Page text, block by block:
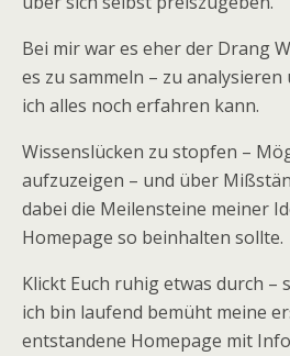
Bei mir war es eher der Drang
es zu sammeln – zu
ich alles noch erfahren kann.
Wissenslücken zu stopfen –
aufzuzeigen – und über
dabei die Meilensteine meiner
Homepage so beinhalten sollte.
Klickt Euch ruhig etwas durch –
ich bin laufend bemüht meine
entstandene Homepage mit